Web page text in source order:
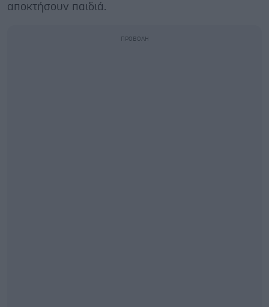
αποκτήσουν παιδιά.